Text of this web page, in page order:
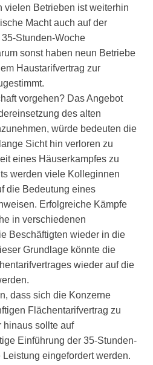
vielen Betrieben ist weiterhin
Macht auch auf der
Stunden-Woche
sonst haben neun Betriebe
Haustarifvertrag zur
vorgehen? Das Angebot
des alten
würde bedeuten die
Sicht hin verloren zu
eines Häuserkampfes zu
werden viele Kolleginnen
die Bedeutung eines
Erfolgreiche Kämpfe
in verschiedenen
Beschäftigten wieder in die
Grundlage könnte die
wieder auf die
dass sich die Konzerne
Flächentarifvertrag zu
hinaus sollte auf
Einführung der 35-Stunden-
eingefordert werden.